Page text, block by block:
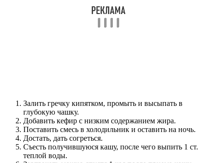
Залить гречку кипятком, промыть и высыпать в
глубокую чашку.
Добавить кефир с низким содержанием жира.
Поставить смесь в холодильник и оставить на ночь.
Достать, дать согреться.
Съесть получившуюся кашу, после чего выпить 1 ст.
теплой воды.